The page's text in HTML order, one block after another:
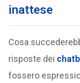
inattese
Cosa
risposte dei
fossero